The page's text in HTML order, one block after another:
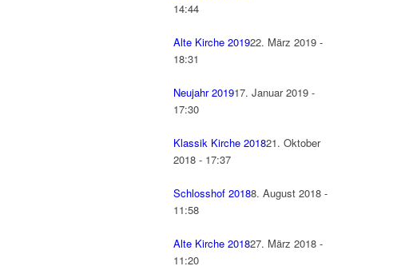
14:44
Alte Kirche 201922. März 2019 -
18:31
Neujahr 201917. Januar 2019 -
17:30
Klassik Kirche 201821. Oktober
2018 - 17:37
Schlosshof 20188. August 2018 -
11:58
Alte Kirche 201827. März 2018 -
11:20